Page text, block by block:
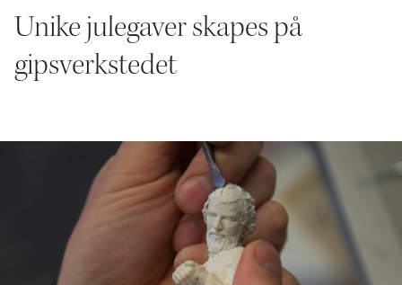
Unike julegaver skapes på
gipsverkstedet